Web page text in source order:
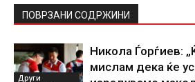
ПОВРЗАНИ СОДРЖИНИ
Други
Никола Ѓорѓиев:
мислам дека ќе